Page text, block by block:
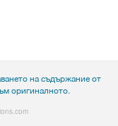
на съдържание от
оригиналното.